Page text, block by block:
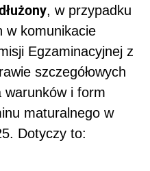
, w przypadku
w komunikacie
Egzaminacyjnej z
szczegółowych
warunków i form
maturalnego w
Dotyczy to: